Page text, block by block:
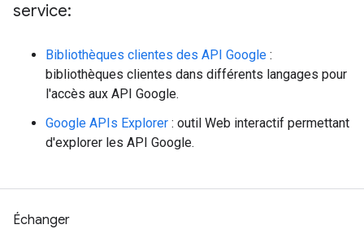
service:
Bibliothèques clientes des API Google :
bibliothèques clientes dans différents langages pour
l'accès aux API Google.
Google APIs Explorer : outil Web interactif permettant
d'explorer les API Google.
Échanger